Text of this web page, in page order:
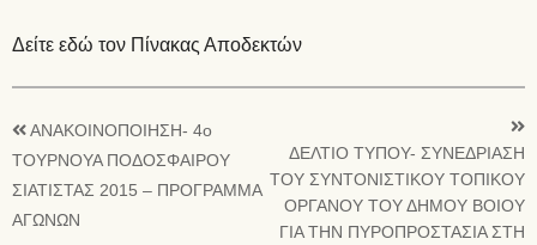
Δείτε εδώ τον Πίνακας Αποδεκτών
ΑΝΑΚΟΙΝΟΠΟΙΗΣΗ- 4ο
ΤΟΥΡΝΟΥΑ ΠΟΔΟΣΦΑΙΡΟΥ
ΣΙΑΤΙΣΤΑΣ 2015 – ΠΡΟΓΡΑΜΜΑ
ΑΓΩΝΩΝ
ΔΕΛΤΙΟ ΤΥΠΟΥ- ΣΥΝΕΔΡΙΑΣΗ
ΤΟΥ ΣΥΝΤΟΝΙΣΤΙΚΟΥ ΤΟΠΙΚΟΥ
ΟΡΓΑΝΟΥ ΤΟΥ ΔΗΜΟΥ ΒΟΙΟΥ
ΓΙΑ ΤΗΝ ΠΥΡΟΠΡΟΣΤΑΣΙΑ ΣΤΗ